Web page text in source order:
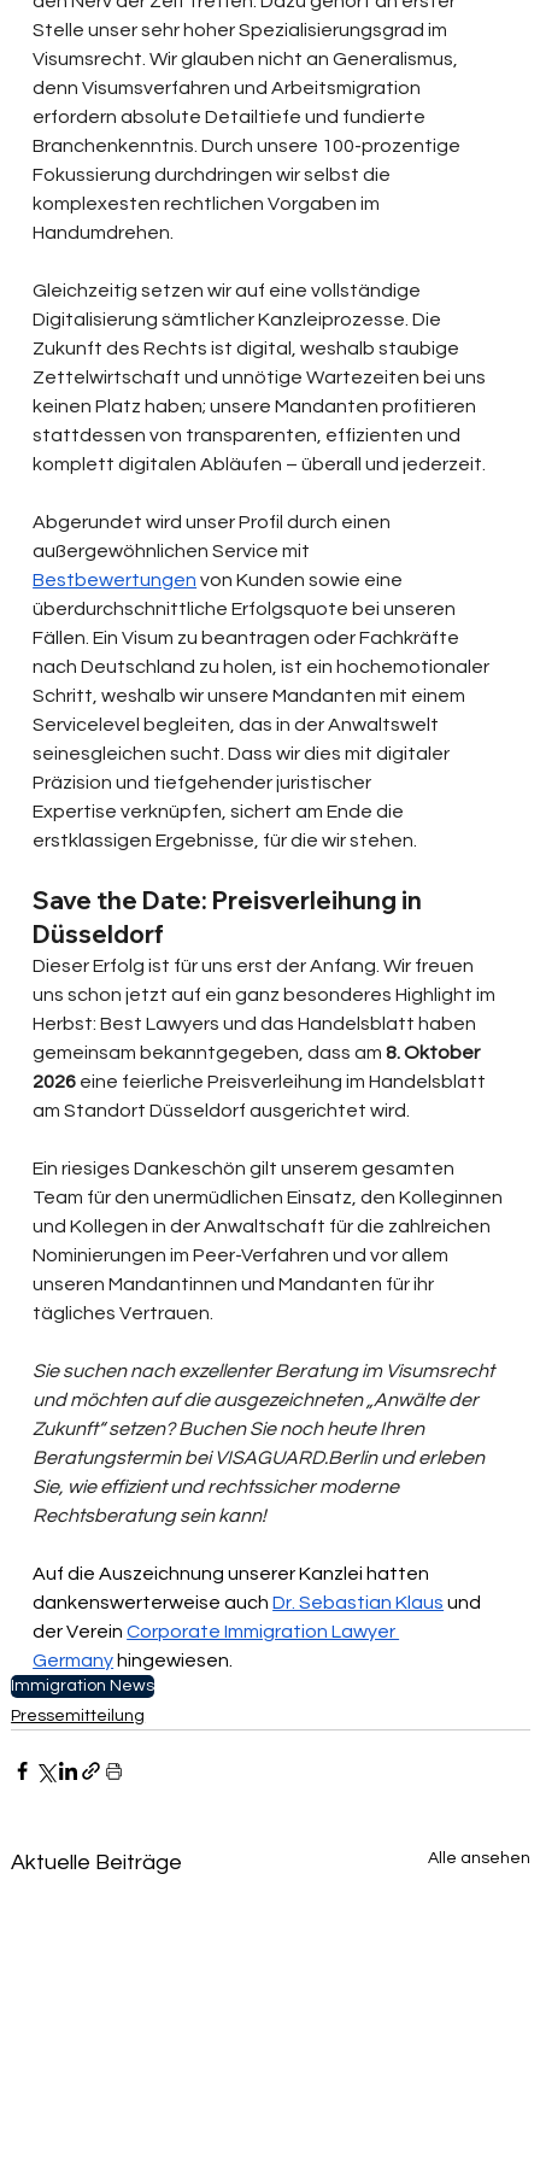
Stelle unser sehr hoher Spezialisierungsgrad im
Visumsrecht. Wir glauben nicht an Generalismus,
denn Visumsverfahren und Arbeitsmigration
erfordern absolute Detailtiefe und fundierte
Branchenkenntnis. Durch unsere 100-prozentige
Fokussierung durchdringen wir selbst die
komplexesten rechtlichen Vorgaben im
Handumdrehen.
Gleichzeitig setzen wir auf eine vollständige
Digitalisierung sämtlicher Kanzleiprozesse. Die
Zukunft des Rechts ist digital, weshalb staubige
Zettelwirtschaft und unnötige Wartezeiten bei uns
keinen Platz haben; unsere Mandanten profitieren
stattdessen von transparenten, effizienten und
komplett digitalen Abläufen – überall und jederzeit.
Abgerundet wird unser Profil durch einen
außergewöhnlichen Service mit
Bestbewertungen von Kunden sowie eine
überdurchschnittliche Erfolgsquote bei unseren
Fällen. Ein Visum zu beantragen oder Fachkräfte
nach Deutschland zu holen, ist ein hochemotionaler
Schritt, weshalb wir unsere Mandanten mit einem
Servicelevel begleiten, das in der Anwaltswelt
seinesgleichen sucht. Dass wir dies mit digitaler
Präzision und tiefgehender juristischer
Expertise verknüpfen, sichert am Ende die
erstklassigen Ergebnisse, für die wir stehen.
Save the Date: Preisverleihung in
Düsseldorf
Dieser Erfolg ist für uns erst der Anfang. Wir freuen
uns schon jetzt auf ein ganz besonderes Highlight im
Herbst: Best Lawyers und das Handelsblatt haben
gemeinsam bekanntgegeben, dass am 8. Oktober
2026 eine feierliche Preisverleihung im Handelsblatt
am Standort Düsseldorf ausgerichtet wird.
Ein riesiges Dankeschön gilt unserem gesamten
Team für den unermüdlichen Einsatz, den Kolleginnen
und Kollegen in der Anwaltschaft für die zahlreichen
Nominierungen im Peer-Verfahren und vor allem
unseren Mandantinnen und Mandanten für ihr
tägliches Vertrauen.
Sie suchen nach exzellenter Beratung im Visumsrecht
und möchten auf die ausgezeichneten „Anwälte der
Zukunft“ setzen? Buchen Sie noch heute Ihren
Beratungstermin bei VISAGUARD.Berlin und erleben
Sie, wie effizient und rechtssicher moderne
Rechtsberatung sein kann!
Auf die Auszeichnung unserer Kanzlei hatten
dankenswerterweise auch Dr. Sebastian Klaus und
der Verein Corporate Immigration Lawyer
Germany hingewiesen.
Immigration News
Pressemitteilung
Aktuelle Beiträge Alle ansehen